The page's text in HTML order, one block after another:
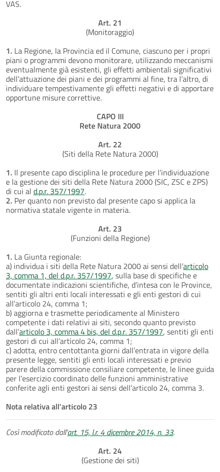
VAS.
Art. 21
(Monitoraggio)
1. La Regione, la Provincia ed il Comune, ciascuno per i propri
piani o programmi devono monitorare, utilizzando meccanismi
eventualmente già esistenti, gli effetti ambientali significativi
dell’attuazione dei piani e dei programmi al fine, tra l’altro, di
individuare tempestivamente gli effetti negativi e di apportare
opportune misure correttive.
CAPO III
Rete Natura 2000
Art. 22
(Siti della Rete Natura 2000)
1. Il presente capo disciplina le procedure per l’individuazione
e la gestione dei siti della Rete Natura 2000 (SIC, ZSC e ZPS)
di cui al d.p.r. 357/1997.
2. Per quanto non previsto dal presente capo si applica la
normativa statale vigente in materia.
Art. 23
(Funzioni della Regione)
1. La Giunta regionale:
a) individua i siti della Rete Natura 2000 ai sensi dell’articolo
3, comma 1, del d.p.r. 357/1997, sulla base di specifiche e
documentate indicazioni scientifiche, d’intesa con le Province,
sentiti gli altri enti locali interessati e gli enti gestori di cui
all’articolo 24, comma 1;
b) aggiorna e trasmette periodicamente al Ministero
competente i dati relativi ai siti, secondo quanto previsto
dall’articolo 3, comma 4 bis, del d.p.r. 357/1997, sentiti gli enti
gestori di cui all’articolo 24, comma 1;
c) adotta, entro centottanta giorni dall’entrata in vigore della
presente legge, sentiti gli enti locali interessati e previo
parere della commissione consiliare competente, le linee guida
per l’esercizio coordinato delle funzioni amministrative
conferite agli enti gestori ai sensi dell’articolo 24, comma 3.
Nota relativa all'articolo 23
Così modificato dall'art. 15, l.r. 4 dicembre 2014, n. 33.
Art. 24
(Gestione dei siti)